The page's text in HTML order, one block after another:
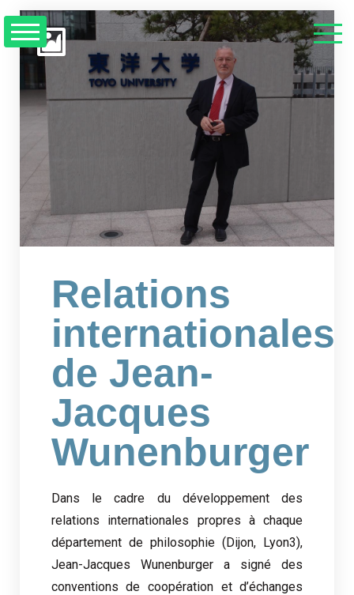
Relations
internationales
de Jean-
Jacques
Wunenburger
Dans le cadre du développement des
relations internationales propres à chaque
département de philosophie (Dijon, Lyon3),
Jean-Jacques Wunenburger a signé des
conventions de coopération et d’échanges